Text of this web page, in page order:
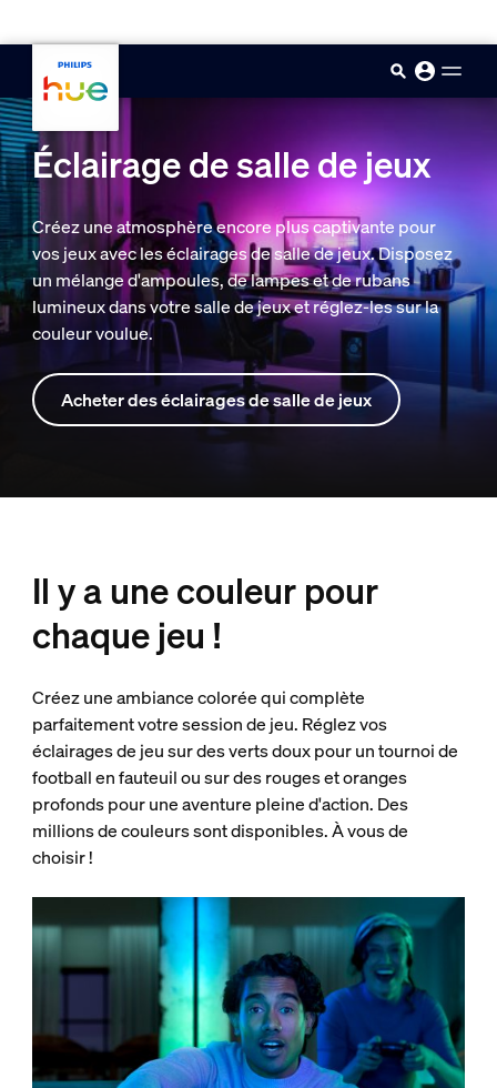
Éclairage de salle de jeux
Créez une atmosphère encore plus captivante pour
vos jeux avec les éclairages de salle de jeux. Disposez
un mélange d'ampoules, de lampes et de rubans
lumineux dans votre salle de jeux et réglez-les sur la
couleur voulue.
Acheter des éclairages de salle de jeux
Il y a une couleur pour
chaque jeu !
Créez une ambiance colorée qui complète
parfaitement votre session de jeu. Réglez vos
éclairages de jeu sur des verts doux pour un tournoi de
football en fauteuil ou sur des rouges et oranges
profonds pour une aventure pleine d'action. Des
millions de couleurs sont disponibles. À vous de
choisir !